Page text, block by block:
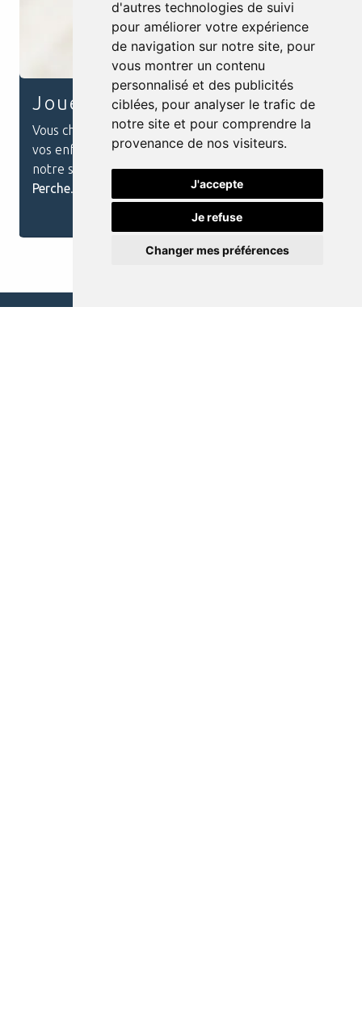
d'autres technologies de suivi
pour améliorer votre expérience
de navigation sur notre site, pour
vous montrer un contenu
personnalisé et des publicités
ciblées, pour analyser le trafic de
notre site et pour comprendre la
provenance de nos visiteurs.
J'accepte
Je refuse
Changer mes préférences
Magasin Electroménager
Vous cherchez un Magasin Electroménagerà
Longny au Perche? Ne cherchez plus, nous avons
ce qu’il vous faut ! Que vous ayez besoin d’un
nouveau réfrigérateur, ...